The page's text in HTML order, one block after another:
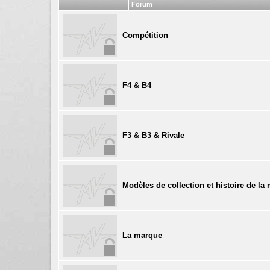
Forum
Compétition
F4 & B4
F3 & B3 & Rivale
Modèles de collection et histoire de la
La marque